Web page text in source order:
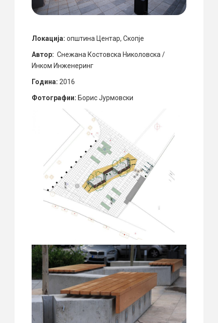
Локација: општина Центар, Скопје
Автор: Снежана Костовска Николовска /
Инком Инженеринг
Година: 2016
Фотографии: Борис Јурмовски